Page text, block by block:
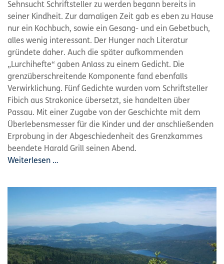
Sehnsucht Schriftsteller zu werden begann bereits in
seiner Kindheit. Zur damaligen Zeit gab es eben zu Hause
nur ein Kochbuch, sowie ein Gesang- und ein Gebetbuch,
alles wenig interessant. Der Hunger nach Literatur
gründete daher. Auch die später aufkommenden
„Lurchihefte“ gaben Anlass zu einem Gedicht. Die
grenzüberschreitende Komponente fand ebenfalls
Verwirklichung. Fünf Gedichte wurden vom Schriftsteller
Fibich aus Strakonice übersetzt, sie handelten über
Passau. Mit einer Zugabe von der Geschichte mit dem
Überlebensmesser für die Kinder und der anschließenden
Erprobung in der Abgeschiedenheit des Grenzkammes
beendete Harald Grill seinen Abend.
Weiterlesen …